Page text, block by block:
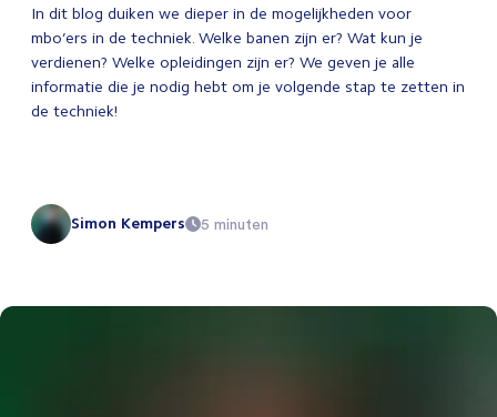
In dit blog duiken we dieper in de mogelijkheden voor
mbo’ers in de techniek. Welke banen zijn er? Wat kun je
verdienen? Welke opleidingen zijn er? We geven je alle
informatie die je nodig hebt om je volgende stap te zetten in
de techniek!
Simon Kempers 5 minuten